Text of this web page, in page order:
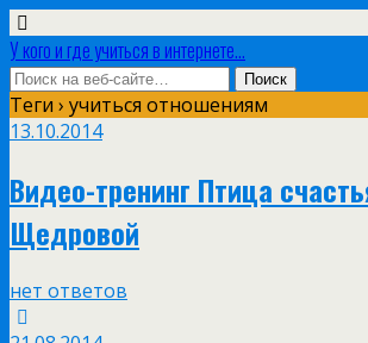
У кого и где учиться в интернете...
Теги › учиться отношениям
13.10.2014
Видео-тренинг Птица
Щедровой
нет ответов